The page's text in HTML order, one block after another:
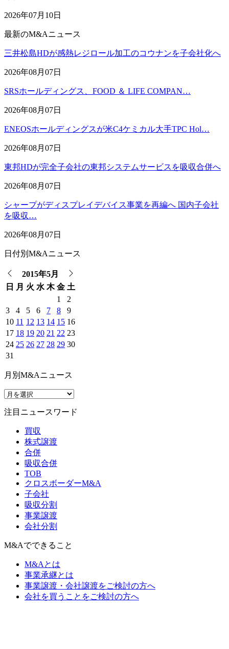
2026年07月10日
最新のM&Aニュース
三井松島HDが感熱レジロール加工のコウナンを子会社化へ
2026年08月07日
SRSホールディングス、FOOD ＆ LIFE COMPAN…
2026年08月07日
ENEOSホールディングスが米C4ケミカル大手TPC Hol…
2026年08月07日
東邦HDが完全子会社の東邦システムサービスを吸収合併へ
2026年08月07日
シャープがディスプレイデバイス事業を再編へ 国内子会社
を吸収…
2026年08月07日
日付別M&Aニュース
2015年5月
日
月 火 水 木 金 土
1
2
3
4 5 6 7 8
9
10 11 12 13 14 15 16
17 18 19 20 21 22 23
24 25 26 27 28 29 30
31
月別M&Aニュース
注目ニュースワード
買収
株式譲渡
合併
吸収合併
TOB
クロスボーダーM&A
子会社
吸収分割
事業譲渡
会社分割
M&Aでできること
M&Aとは
事業承継とは
事業譲渡・会社譲渡をご検討の方へ
会社を買うことをご検討の方へ